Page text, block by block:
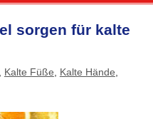
sorgen für kalte
, Kalte Füße, Kalte Hände,